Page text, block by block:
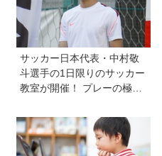
サッカー日本代表・中村敬
斗選手の1日限りのサッカー
教室が開催！ プレーの極意
学びと笑顔あふれる大盛況
イベントを詳しくレポ